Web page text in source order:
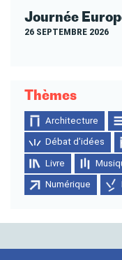
Journée
26 SEPTEMBRE 2026
Thèmes
Architecture
Débat d'idées
Livre
Numérique